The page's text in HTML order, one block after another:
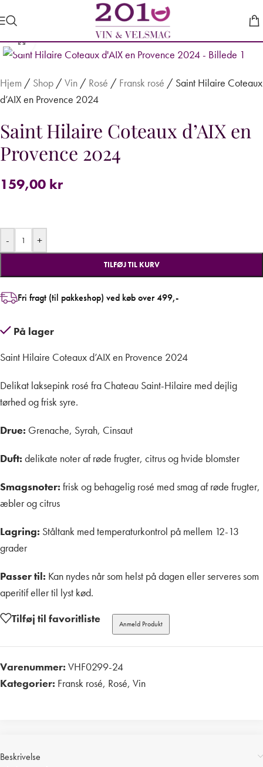
Forstør
Hjem / Shop / Vin / Rosé / Fransk rosé / Saint Hilaire Coteaux
d’AIX en Provence 2024
Saint Hilaire Coteaux d’AIX en
Provence 2024
159,00 kr
- +
TILFØJ TIL KURV
Fri fragt (til pakkeshop) ved køb over 499,-
På lager
Saint Hilaire Coteaux d’AIX en Provence 2024
Delikat laksepink rosé fra Chateau Saint-Hilaire med dejlig
tørhed og frisk syre.
Drue: Grenache, Syrah, Cinsaut
Duft: delikate noter af røde frugter, citrus og hvide blomster
Smagsnoter: frisk og behagelig rosé med smag af røde frugter,
æbler og citrus
Lagring: Ståltank med temperaturkontrol på mellem 12-13
grader
Passer til: Kan nydes når som helst på dagen eller serveres som
aperitif eller til lyst kød.
Tilføj til favoritliste
Anmeld Produkt
Varenummer: VHF0299-24
Kategorier: Fransk rosé, Rosé, Vin
Beskrivelse